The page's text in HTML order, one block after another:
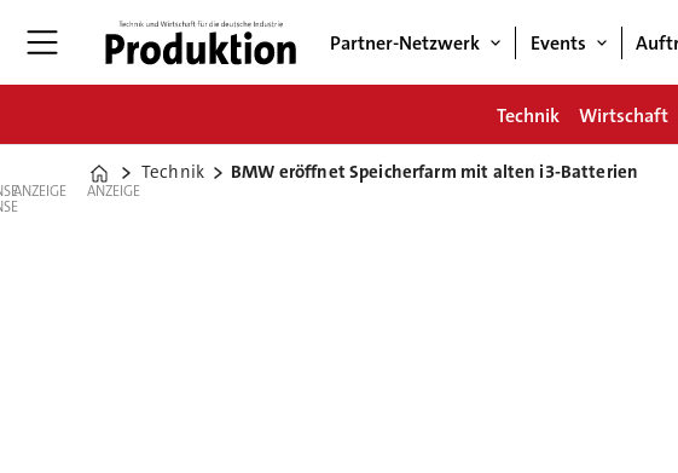
Partner-Netzwerk Events
Technik Wirtschaft
Home
Technik BMW eröffnet Speicherfarm mit alten i3-Batterien
ANZEIGE ANZEIGE